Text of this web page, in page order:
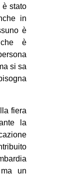
è stato
in
è
che è
si sa
fiera
la
un